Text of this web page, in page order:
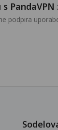
PandaVPN
podpira